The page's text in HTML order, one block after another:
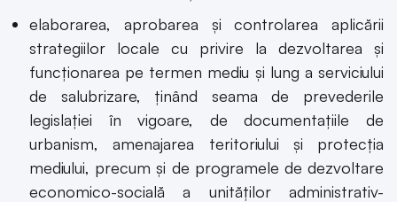
elaborarea, aprobarea şi controlarea aplicării
strategiilor locale cu privire la dezvoltarea şi
funcţionarea pe termen mediu şi lung a serviciului
de salubrizare, ţinând seama de prevederile
legislaţiei în vigoare, de documentaţiile de
urbanism, amenajarea teritoriului şi protecţia
mediului, precum şi de programele de dezvoltare
economico-socială a unităţilor administrativ-